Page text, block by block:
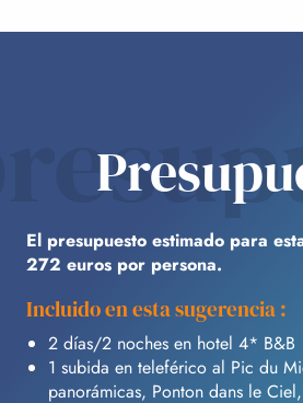
El presupuesto estimado para
272 euros por persona.
Incluido en esta sugerencia :
2 días/2 noches en hotel 4* B&B
1 subida en teleférico al Pic du
panorámicas, Ponton dans le